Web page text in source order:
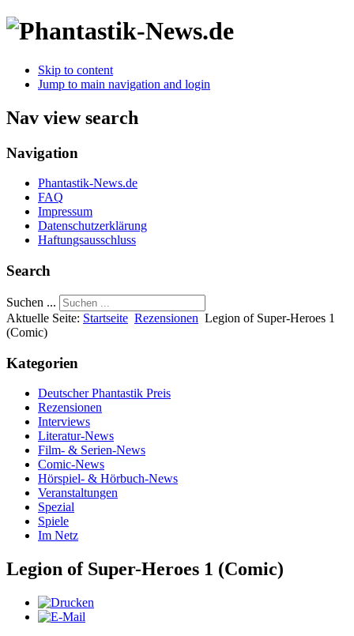
Skip to content
Jump to main navigation and login
Nav view search
Navigation
Phantastik-News.de
FAQ
Impressum
Datenschutzerklärung
Haftungsausschluss
Search
Suchen ...
Aktuelle Seite: Startseite Rezensionen Legion of Super-Heroes 1
(Comic)
Kategorien
Deutscher Phantastik Preis
Rezensionen
Interviews
Literatur-News
Film- & Serien-News
Comic-News
Hörspiel- & Hörbuch-News
Veranstaltungen
Spezial
Spiele
Im Netz
Legion of Super-Heroes 1 (Comic)